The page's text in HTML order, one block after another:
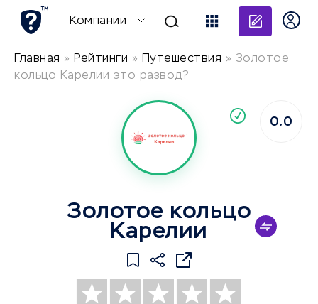
Компании
Главная » Рейтинги » Путешествия » Золотое
кольцо Карелии это развод?
Золотое кольцо
Карелии
0.0
компания